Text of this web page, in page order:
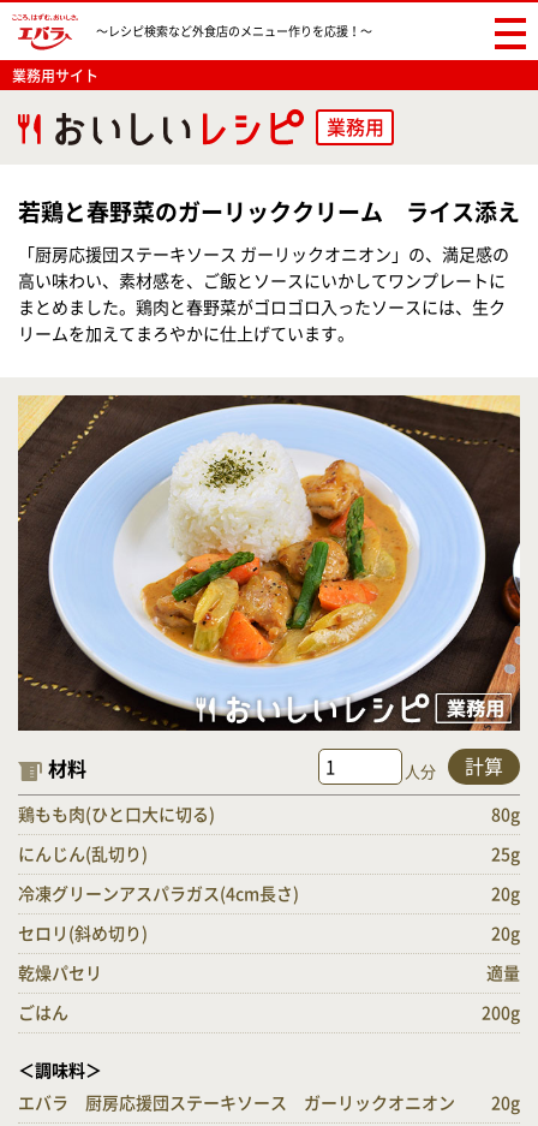
〜レシピ検索など外食店のメニュー作りを応援！〜
業務用サイト
業務用
若鶏と春野菜のガーリッククリーム ライス添え
「厨房応援団ステーキソース ガーリックオニオン」の、満足感の
高い味わい、素材感を、ご飯とソースにいかしてワンプレートに
まとめました。鶏肉と春野菜がゴロゴロ入ったソースには、生ク
リームを加えてまろやかに仕上げています。
材料 人分 計算
鶏もも肉(ひと口大に切る) 80g
にんじん(乱切り) 25g
冷凍グリーンアスパラガス(4cm長さ) 20g
セロリ(斜め切り) 20g
乾燥パセリ 適量
ごはん 200g
＜調味料＞
エバラ 厨房応援団ステーキソース ガーリックオニオン
20g